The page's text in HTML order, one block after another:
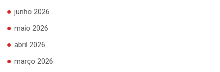
junho 2026
maio 2026
abril 2026
março 2026